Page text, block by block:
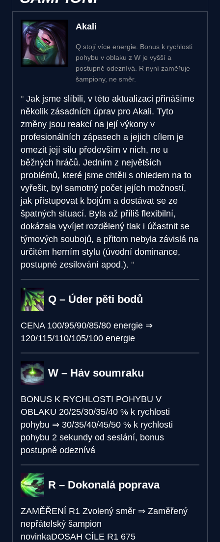
Akali
Q stojí více energie. Bonus k rychlosti
pohybu v oblaku z W je vyšší a
postupně odeznívá. R nyní zaměřuje
šampiony, ne směr.
Jak jsme slíbili, v této aktualizaci přinášíme
několik zásadních úprav pro Akali. Tyto
změny jsou reakcí na její výkony v
profesionálních zápasech a jejich cílem je
omezit její sílu především v nich, ne u
běžných hráčů. Jedním z největších
problémů, které jsme chtěli s ohledem na to
vyřešit, byl samotný počet jejích možností,
jak přistupovat k bojům a dostávat se ze
špatných situací. Byla až příliš flexibilní,
dokázala vyvíjet rozdělený tlak i účastnit se
týmových soubojů, a přitom nebyla závislá na
určitém herním stylu (úvodní dominance,
postupné zesilování apod.).
Q – Úder pěti bodů
CENA 100/95/90/85/80 energie ⇒
120/115/110/105/100 energie
W – Háv soumraku
BONUS K RYCHLOSTI POHYBU V
OBLAKU 20/25/30/35/40 % k rychlosti
pohybu ⇒ 30/35/40/45/50 % k rychlosti
pohybu 2 sekundy od seslání, bonus
postupně odeznívá
R – Dokonalá poprava
ZAMĚŘENÍ R1 Zvolený směr ⇒ Zaměřený
nepřátelský šampion
novinkaDOSAH CÍLE R1 675